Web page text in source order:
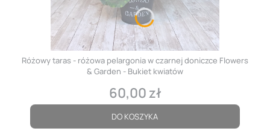
Różowy taras - różowa pelargonia w czarnej doniczce Flowers
& Garden - Bukiet kwiatów
Cena
60,00 zł
DO KOSZYKA